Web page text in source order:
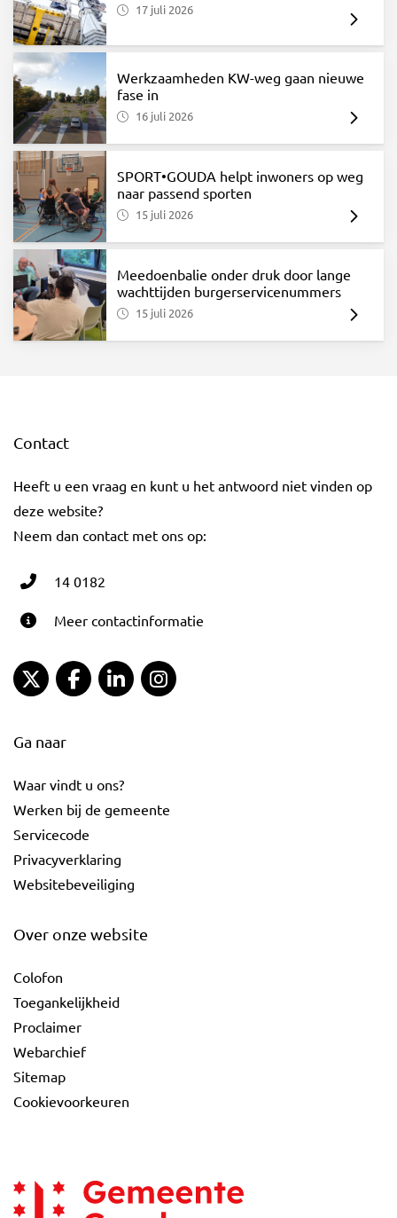
17 juli 2026
Werkzaamheden KW-weg gaan nieuwe
fase in
16 juli 2026
SPORT•GOUDA helpt inwoners op weg
naar passend sporten
15 juli 2026
Meedoenbalie onder druk door lange
wachttijden burgerservicenummers
15 juli 2026
Contact
Heeft u een vraag en kunt u het antwoord niet vinden op
deze website?
Neem dan contact met ons op:
14 0182
Meer contactinformatie
Gemeente Gouda Twitter
Gemeente Gouda Facebook
Gemeente Gouda LinkedIn
Ga naar
Waar vindt u ons?
Werken bij de gemeente
Servicecode
Privacyverklaring
Websitebeveiliging
Over onze website
Colofon
Toegankelijkheid
Proclaimer
Webarchief
Sitemap
Cookievoorkeuren